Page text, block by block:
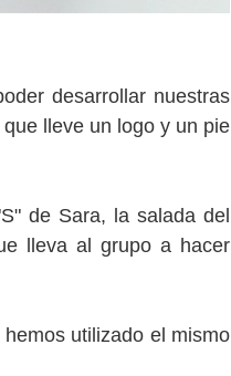
desarrollar nuestras
lleve un logo y un pie
de Sara, la salada del
lleva al grupo a hacer
utilizado el mismo